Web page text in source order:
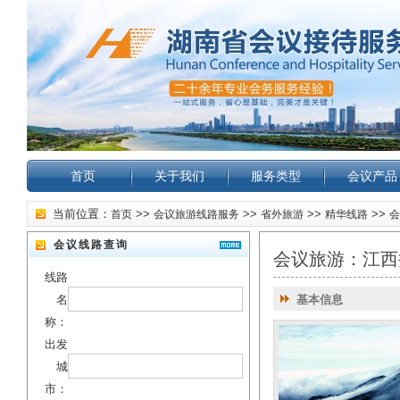
首页 关于我们 服务类型 会议产品
当前位置： 首页 >> 会议旅游线路服务 >> 省外旅游 >> 精华线路 >>
会议线路查询
线路
名
称：
出发
城
市：
会议旅游：江
基本信息